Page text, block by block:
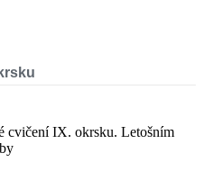
cvičení IX. okrsku. Letošním